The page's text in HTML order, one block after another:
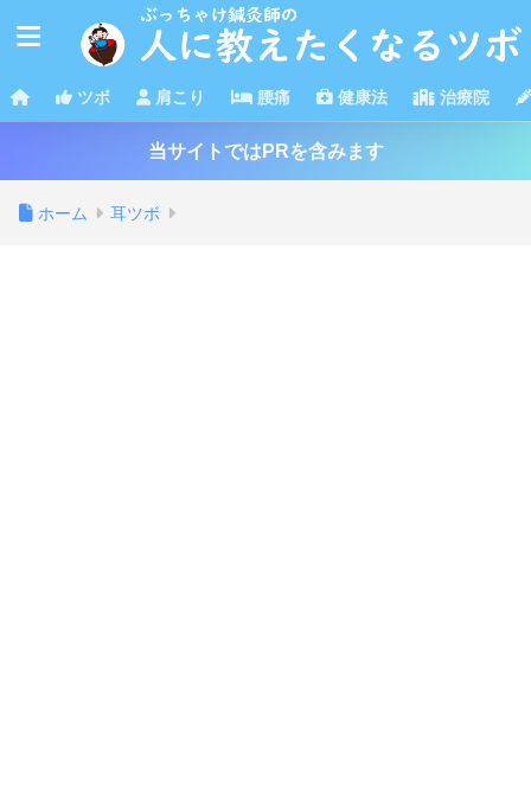
ツボ 肩こり 腰痛 健康法 治療院
当サイトではPRを含みます
ホーム 耳ツボ